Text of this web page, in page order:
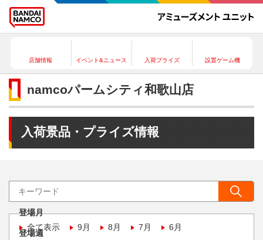
店舗情報 イベント&ニュース 入荷プライズ 設置ゲーム機
namcoパームシティ和歌山店
入荷景品・プライズ情報
登場月
全て表示
9月 8月 7月 6月
登場週